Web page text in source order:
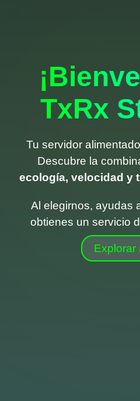
TxRx
Tu servidor
Descubre la
ecología, velocidad y
Al elegirnos, ayudas
obtienes un servicio
Explorar